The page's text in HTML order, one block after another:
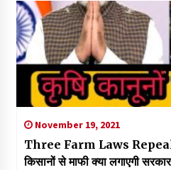
November 19, 2021
Three Farm Laws Repeal :
किसानों से माफी क्या लगाएगी